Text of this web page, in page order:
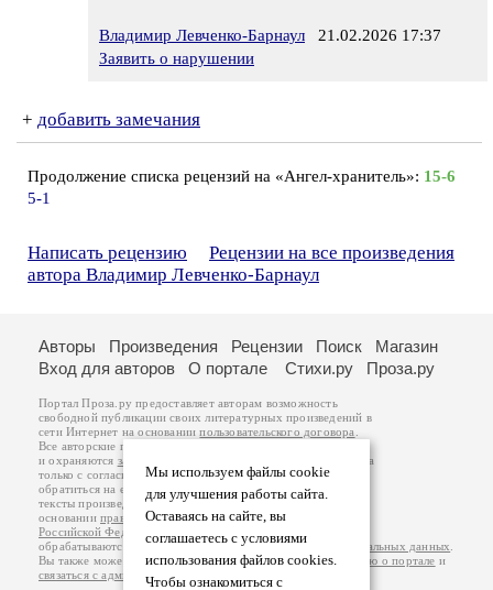
Владимир Левченко-Барнаул 21.02.2026 17:37
Заявить о нарушении
+ добавить замечания
Продолжение списка рецензий на «Ангел-хранитель»: 15-6
5-1
Написать рецензию
Рецензии на все произведения
автора Владимир Левченко-Барнаул
Мы используем файлы cookie
для улучшения работы сайта.
Оставаясь на сайте, вы
соглашаетесь с условиями
использования файлов cookies.
Чтобы ознакомиться с
Авторы Произведения Рецензии Поиск
Магазин
Вход для авторов
О портале Стихи.ру Проза.ру
Портал Проза.ру предоставляет авторам возможность
свободной публикации своих литературных произведений в
сети Интернет на основаниипользовательского договора
Все авторские права на произведения принадлежат авторам
и охраняются законом
. Перепечатка произведений возможна
только с согласия его автора, к которому вы можете
обратиться на его авторской странице. Ответственность за
тексты произведений авторы несут самостоятельно на
основанииправил публикацииизаконодательства
Российской Федерации
обрабатываются на основанииПолитики обработки персональных данных
Вы также можете посмотреть более подробнуюинформацию о портале и
связаться с администрацией